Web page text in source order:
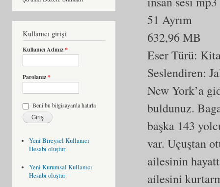
Kullanıcı girişi
Kullanıcı Adınız*
Parolanız*
Beni bu bilgisayarda hatırla
Yeni Bireysel Kullanıcı
Hesabı oluştur
Yeni Kurumsal Kullanıcı
Hesabı oluştur
51 Ayrım
632,96 MB
Eser Türü:
Seslendiren:
New York’a
buldunuz.
başka 143
var. Uçuştan
ailesinin
ailesini